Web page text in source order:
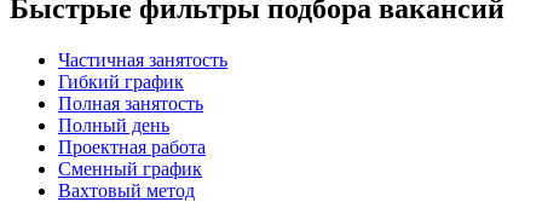
Быстрые фильтры подбора вакансий
Частичная занятость
Гибкий график
Полная занятость
Полный день
Проектная работа
Сменный график
Вахтовый метод